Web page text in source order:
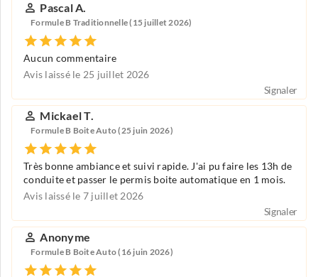
Pascal A.
Formule B Traditionnelle (15 juillet 2026)
Aucun commentaire
Avis laissé le 25 juillet 2026
Signaler
Mickael T.
Formule B Boite Auto (25 juin 2026)
Très bonne ambiance et suivi rapide. J'ai pu faire les 13h de
conduite et passer le permis boite automatique en 1 mois.
Avis laissé le 7 juillet 2026
Signaler
Anonyme
Formule B Boite Auto (16 juin 2026)